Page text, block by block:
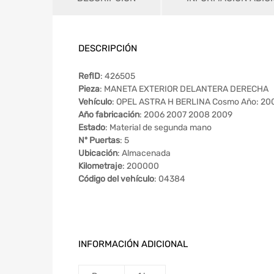
DESCRIPCIÓN
RefID: 426505
Pieza: MANETA EXTERIOR DELANTERA DERECHA
Vehículo: OPEL ASTRA H BERLINA Cosmo Año:
Año fabricación: 2006 2007 2008 2009
Estado: Material de segunda mano
Nº Puertas: 5
Ubicación: Almacenada
Kilometraje: 200000
Código del vehículo: 04384
INFORMACIÓN ADICIONAL